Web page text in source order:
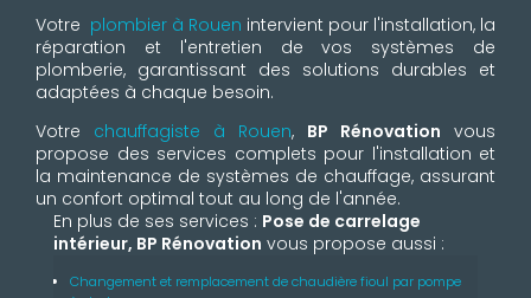
Votre plombier à Rouen intervient pour l'installation, la
réparation et l'entretien de vos systèmes de
plomberie, garantissant des solutions durables et
adaptées à chaque besoin.
Votre chauffagiste à Rouen, BP Rénovation vous
propose des services complets pour l'installation et
la maintenance de systèmes de chauffage, assurant
un confort optimal tout au long de l'année.
En plus de ses services : Pose de carrelage
intérieur, BP Rénovation vous propose aussi :
Changement et remplacement de chaudière fioul par pompe